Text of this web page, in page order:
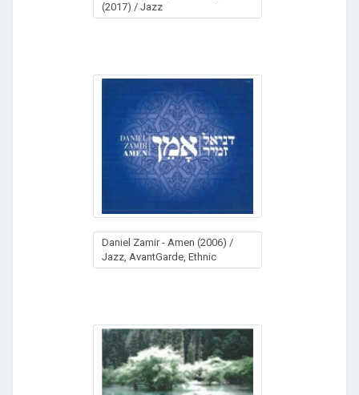
(2017) / Jazz
Daniel Zamir - Amen (2006) /
Jazz, AvantGarde, Ethnic